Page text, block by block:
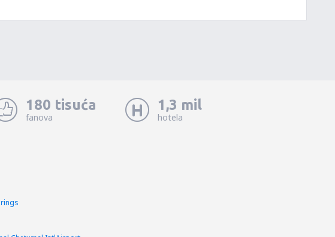
180 tisuća
fanova
1,3 mil
hotela